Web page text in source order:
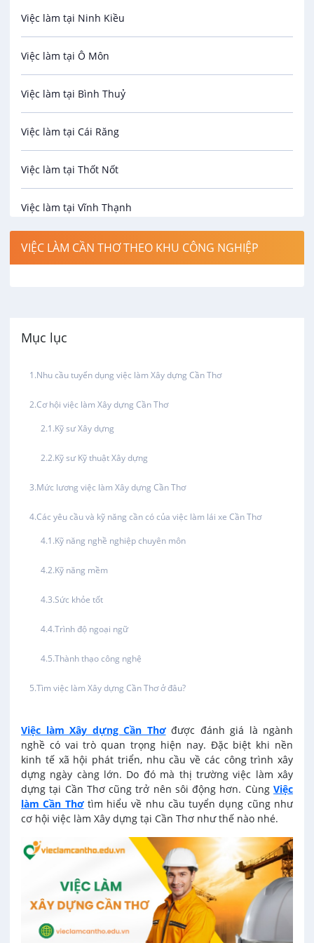
Biên phiên dịch
Công nghệ sinh học
Điện / Điện tử / Điện lạnh
Hàng hải / Hàng không
In ấn / Xuất bản
Kế toán
Lễ tân
May mặc
Kiến trúc
Ngân hàng
Ngành khác
Nhà hàng / Khách sạn
Nội ngoại thất
Việc làm tại Ninh Kiều
Việc làm tại Ô Môn
Việc làm tại Bình Thuỷ
Việc làm tại Cái Răng
Việc làm tại Thốt Nốt
Việc làm tại Vĩnh Thạnh
Việc làm tại Cờ Đỏ
Việc làm tại An Bình
Việc làm tại Long Tuyền
Việc làm tại Hưng Phú
Việc làm tại Thới Long
Việc làm tại Trung Nhất
Việc làm tại Vị Thanh
Việc làm tại Vị Thủy
Việc làm tại Long Bình
Việc làm tại Long Mỹ
Việc làm tại Long Phú 1
Việc làm tại Đại Thành
VIỆC LÀM CẦN THƠ THEO KHU CÔNG NGHIỆP
Việc làm Xây dựng Cần Thơđược đánh giá là ngành
nghề có vai trò quan trọng hiện nay. Đặc biệt khi nền
kinh tế xã hội phát triển, nhu cầu về các công trình xây
dựng ngày càng lớn. Do đó mà thị trường việc làm xây
dựng tại Cần Thơ cũng trở nên sôi động hơn. Cùng Việc
làm Cần Thơtìm hiểu về nhu cầu tuyển dụng cũng như
cơ hội việc làm Xây dựng tại Cần Thơ như thế nào nhé.
Mục lục
Nhu cầu tuyển dụng việc làm Xây dựng Cần Thơ
Cơ hội việc làm Xây dựng Cần Thơ
Kỹ sư Xây dựng
Kỹ sư Kỹ thuật Xây dựng
Mức lương việc làm Xây dựng Cần Thơ
Các yêu cầu và kỹ năng cần có của việc làm lái xe Cần Thơ
Kỹ năng nghề nghiệp chuyên môn
Kỹ năng mềm
Sức khỏe tốt
Trình độ ngoại ngữ
Thành thạo công nghệ
Tìm việc làm Xây dựng Cần Thơ ở đâu?